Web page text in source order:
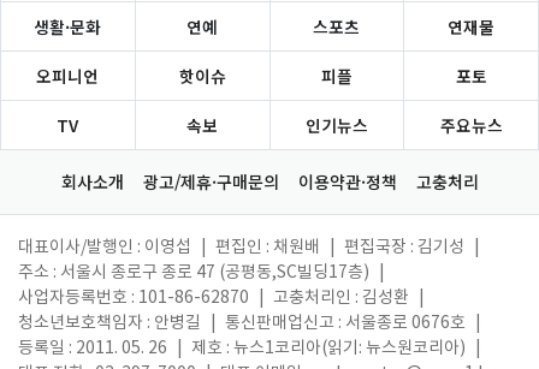
생활·문화 연예 스포츠 연재물
오피니언 핫이슈 피플 포토
TV 속보 인기뉴스 주요뉴스
회사소개 광고/제휴·구매문의 이용약관·정책 고충처리
대표이사/발행인 : 이영섭 편집인 : 채원배 편집국장 : 김기성
주소 : 서울시 종로구 종로 47 (공평동,SC빌딩17층)
사업자등록번호 : 101-86-62870
고충처리인 : 김성환
청소년보호책임자 : 안병길
통신판매업신고 : 서울종로 0676호
등록일 : 2011. 05. 26
제호 : 뉴스1코리아(읽기: 뉴스원코리아)